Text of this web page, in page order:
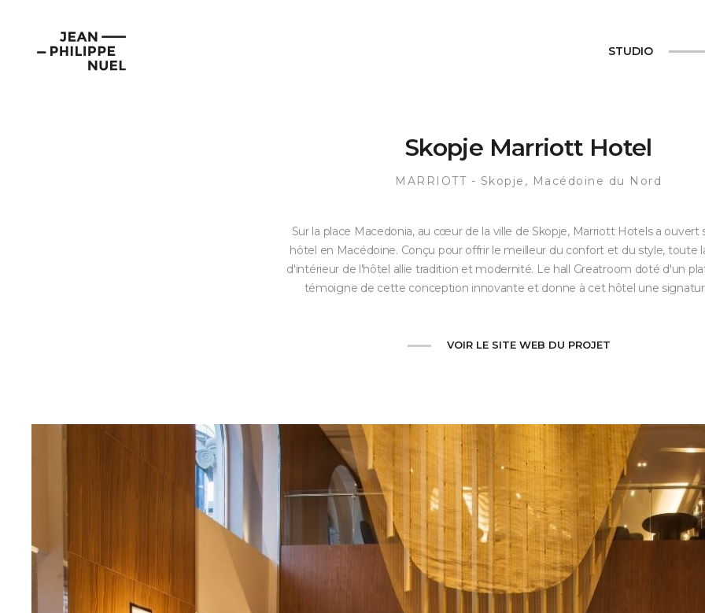
contenuJean-
Philippe
STUDIO
Skopje Marriott Hotel
MARRIOTT - Skopje, Macédoine du Nord
Sur la place Macedonia, au cœur de la ville de Skopje, Marriott Hotels a ouvert
hôtel en Macédoine. Conçu pour offrir le meilleur du confort et du style, toute
d'intérieur de l'hôtel allie tradition et modernité. Le hall Greatroom doté d'un
témoigne de cette conception innovante et donne à cet hôtel une
VOIR LE SITE WEB DU PROJET